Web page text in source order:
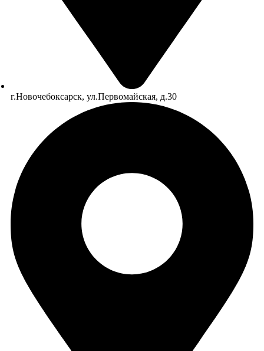
г.Новочебоксарск, ул.Первомайская, д.30